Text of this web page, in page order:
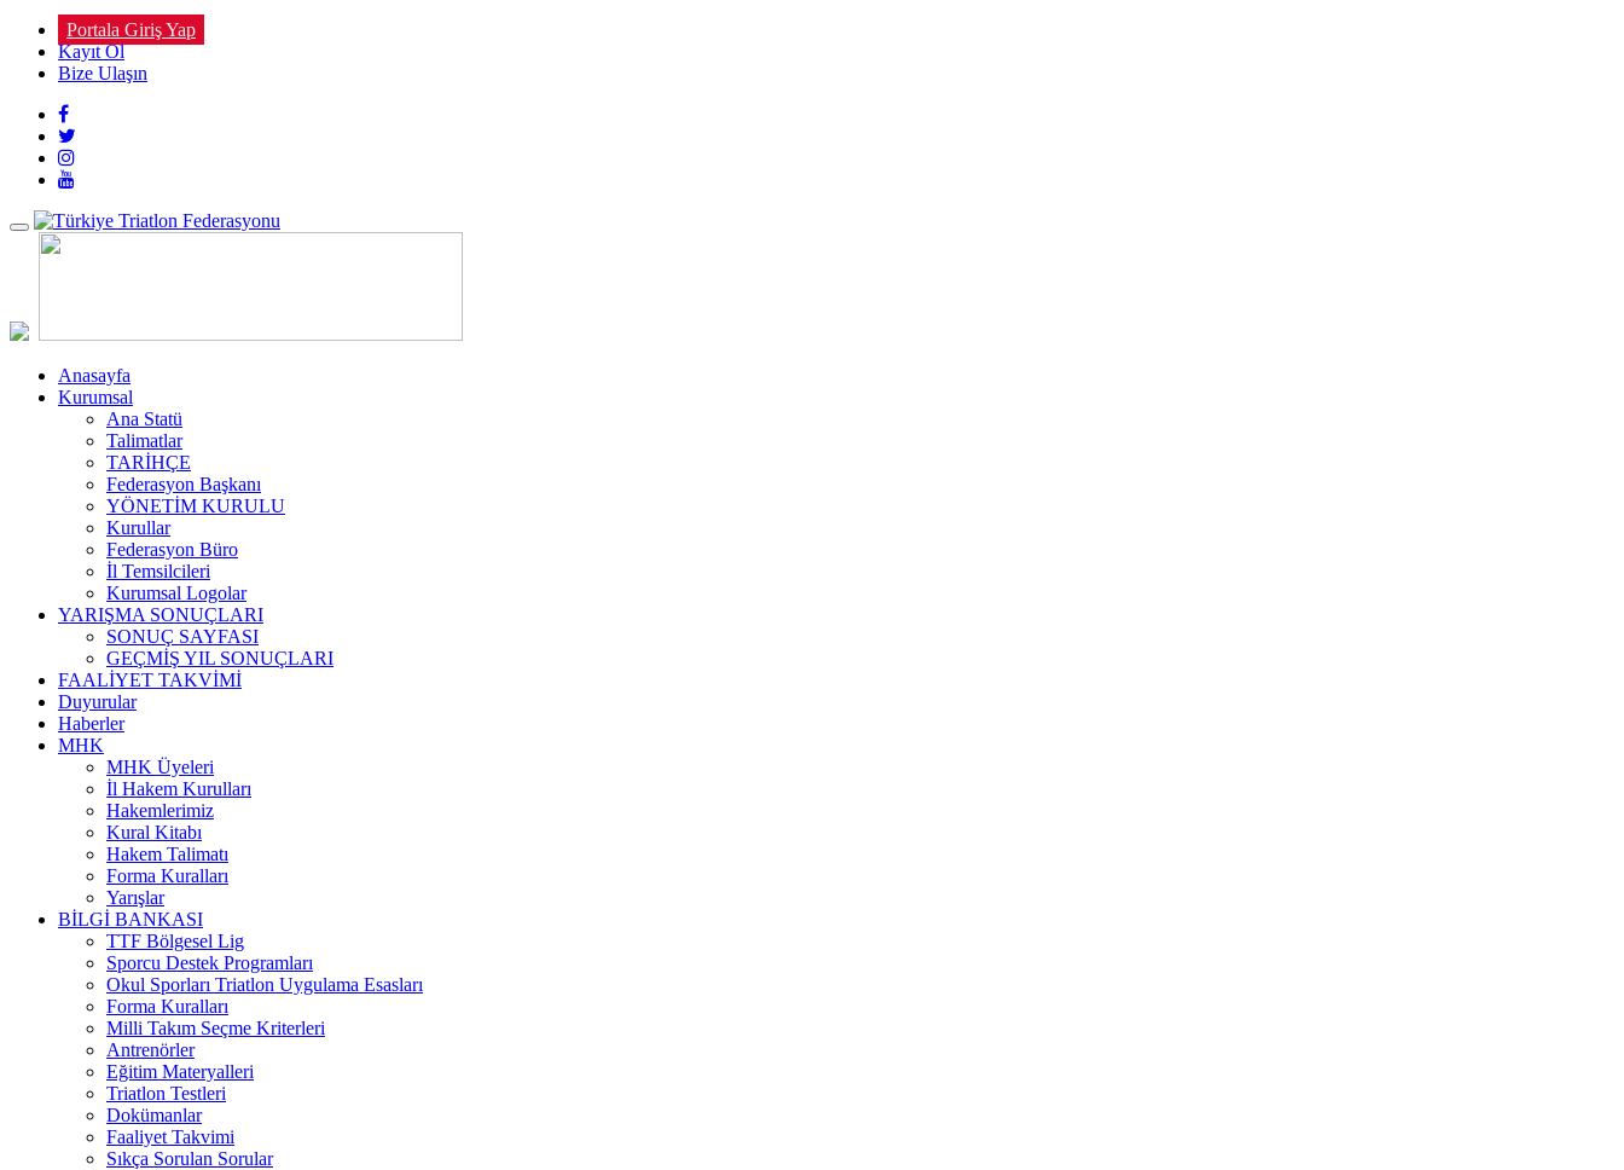
Portala Giriş Yap
Kayıt Ol
Bize Ulaşın
Toggle
navigation
Anasayfa
Kurumsal
Ana Statü
Talimatlar
TARİHÇE
Federasyon Başkanı
YÖNETİM KURULU
Kurullar
Federasyon Büro
İl Temsilcileri
Kurumsal Logolar
YARIŞMA SONUÇLARI
SONUÇ SAYFASI
GEÇMİŞ YIL SONUÇLARI
FAALİYET TAKVİMİ
Duyurular
Haberler
MHK
MHK Üyeleri
İl Hakem Kurulları
Hakemlerimiz
Kural Kitabı
Hakem Talimatı
Forma Kuralları
Yarışlar
BİLGİ BANKASI
TTF Bölgesel Lig
Sporcu Destek Programları
Okul Sporları Triatlon Uygulama Esasları
Forma Kuralları
Milli Takım Seçme Kriterleri
Antrenörler
Eğitim Materyalleri
Triatlon Testleri
Dokümanlar
Faaliyet Takvimi
Sıkça Sorulan Sorular